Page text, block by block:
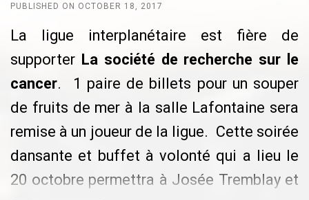
PUBLISHED ON OCTOBER 18, 2017
La ligue interplanétaire est fière de
supporter La société de recherche sur le
cancer. 1 paire de billets pour un souper
de fruits de mer à la salle Lafontaine sera
remise à un joueur de la ligue. Cette soirée
dansante et buffet à volonté qui a lieu le
20 octobre permettra à Josée Tremblay et